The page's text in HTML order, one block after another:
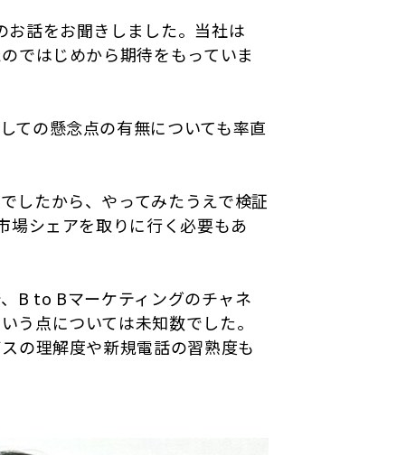
話をお聞きしました。当社は
ではじめから期待をもっていま
ての懸念点の有無についても率直
したから、やってみたうえで検証
場シェアを取りに行く必要もあ
B to Bマーケティングのチャネ
う点については未知数でした。
の理解度や新規電話の習熟度も